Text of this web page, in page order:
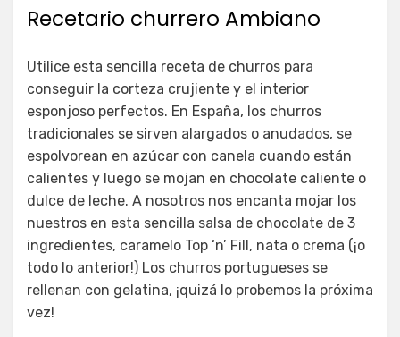
Recetario churrero Ambiano
Utilice esta sencilla receta de churros para
conseguir la corteza crujiente y el interior
esponjoso perfectos. En España, los churros
tradicionales se sirven alargados o anudados, se
espolvorean en azúcar con canela cuando están
calientes y luego se mojan en chocolate caliente o
dulce de leche. A nosotros nos encanta mojar los
nuestros en esta sencilla salsa de chocolate de 3
ingredientes, caramelo Top ‘n’ Fill, nata o crema (¡o
todo lo anterior!) Los churros portugueses se
rellenan con gelatina, ¡quizá lo probemos la próxima
vez!